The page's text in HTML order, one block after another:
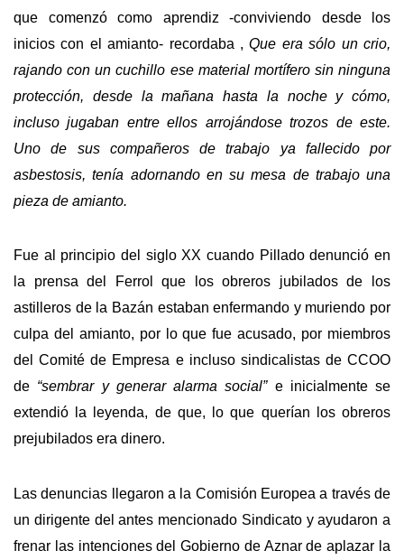
que comenzó como aprendiz -conviviendo desde los
inicios con el amianto- recordaba ,Que era sólo un crio,
rajando con un cuchillo ese material mortífero sin ninguna
protección, desde la mañana hasta la noche y cómo,
incluso jugaban entre ellos arrojándose trozos de este.
Uno de sus compañeros de trabajo ya fallecido por
asbestosis, tenía adornando en su mesa de trabajo una
pieza de amianto.
Fue al principio del siglo XX cuando Pillado denunció en
la prensa del Ferrol que los obreros jubilados de los
astilleros de la Bazán estaban enfermando y muriendo por
culpa del amianto, por lo que fue acusado, por miembros
del Comité de Empresa e incluso sindicalistas de CCOO
de “sembrar y generar alarma social” e inicialmente se
extendió la leyenda, de que, lo que querían los obreros
prejubilados era dinero.
Las denuncias llegaron a la Comisión Europea a través de
un dirigente del antes mencionado Sindicato y ayudaron a
frenar las intenciones del Gobierno de Aznar de aplazar la